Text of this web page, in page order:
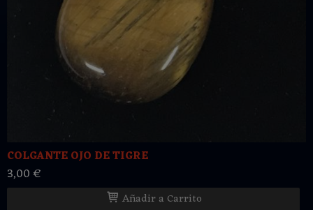
COLGANTE OJO DE TIGRE
3,00 €
Añadir a Carrito